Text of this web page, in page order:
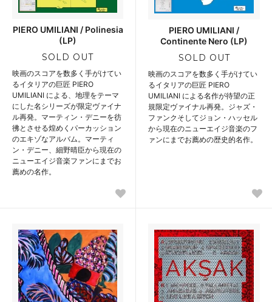
PIERO UMILIANI / Polinesia
(LP)
SOLD OUT
映画のスコアを数多く手がけてい
るイタリアの巨匠 PIERO
UMILIANI による、地理をテーマ
にした名シリーズが限定ヴァイナ
ル再発。マーティン・デニーを彷
彿とさせる煌めくパーカッション
のエキゾなアルバム。マーティ
ン・デニー、細野晴臣から現在の
ニューエイジ音楽ファンにまでお
薦めの名作。
PIERO UMILIANI /
Continente Nero (LP)
SOLD OUT
映画のスコアを数多く手がけてい
るイタリアの巨匠 PIERO
UMILIANI による名作が待望の正
規限定ヴァイナル再発。ジャズ・
ファンクそしてジョン・ハッセル
から現在のニューエイジ音楽のフ
ァンにまでお薦めの歴史的名作。